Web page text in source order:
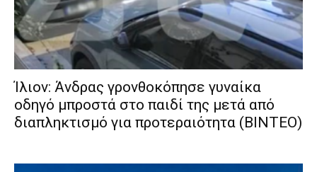
Ίλιον: Άνδρας γρονθοκόπησε γυναίκα
οδηγό μπροστά στο παιδί της μετά από
διαπληκτισμό για προτεραιότητα (ΒΙΝΤΕΟ)